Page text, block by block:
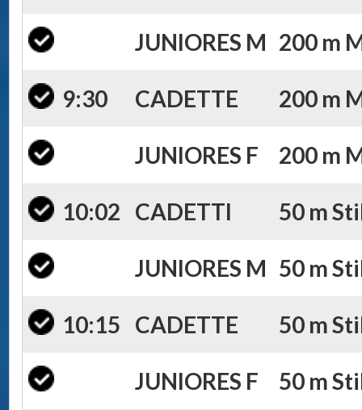
JUNIORES M 200 m
9:30 CADETTE 200 m
JUNIORES F 200 m
10:02 CADETTI 50 m
JUNIORES M 50 m
10:15 CADETTE 50 m
JUNIORES F 50 m